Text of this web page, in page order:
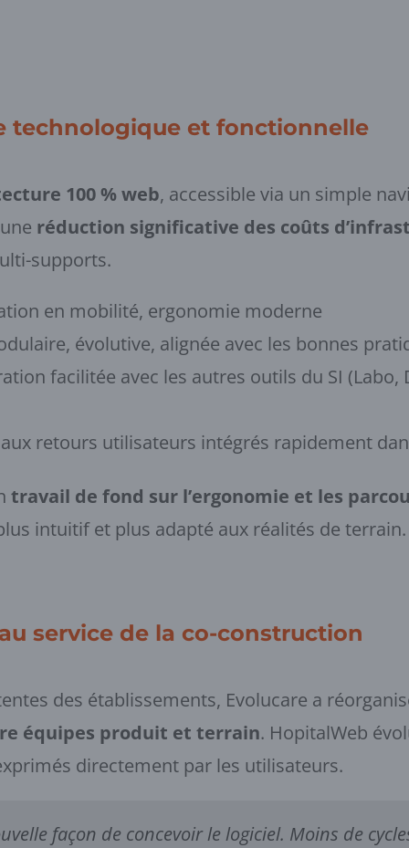
technologique et fonctionnelle
100 % web, accessible via un simple
réduction significative des coûts
supports.
en mobilité, ergonomie moderne
évolutive, alignée avec les bonnes
facilitée avec les autres outils du SI (Labo,
retours utilisateurs intégrés rapidement
travail de fond sur l’ergonomie et les
intuitif et plus adapté aux réalités de terrain.
service de la co-construction
des établissements, Evolucare a
équipes produit et terrain. HopitalWeb
directement par les utilisateurs.
façon de concevoir le logiciel. Moins de